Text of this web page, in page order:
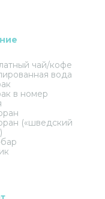
чай/кофе
вода
в номер
(«шведский